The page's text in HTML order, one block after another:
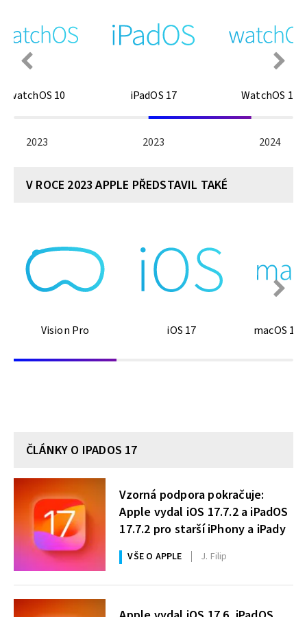
2023
watchOS 10
2023
iPadOS 17
2024
WatchOS 11
V ROCE 2023 APPLE PŘEDSTAVIL TAKÉ
Vision Pro iOS 17 macOS 14
ČLÁNKY O IPADOS 17
Vzorná podpora pokračuje:
Apple vydal iOS 17.7.2 a iPadOS
17.7.2 pro starší iPhony a iPady
VŠE O APPLE J. Filip